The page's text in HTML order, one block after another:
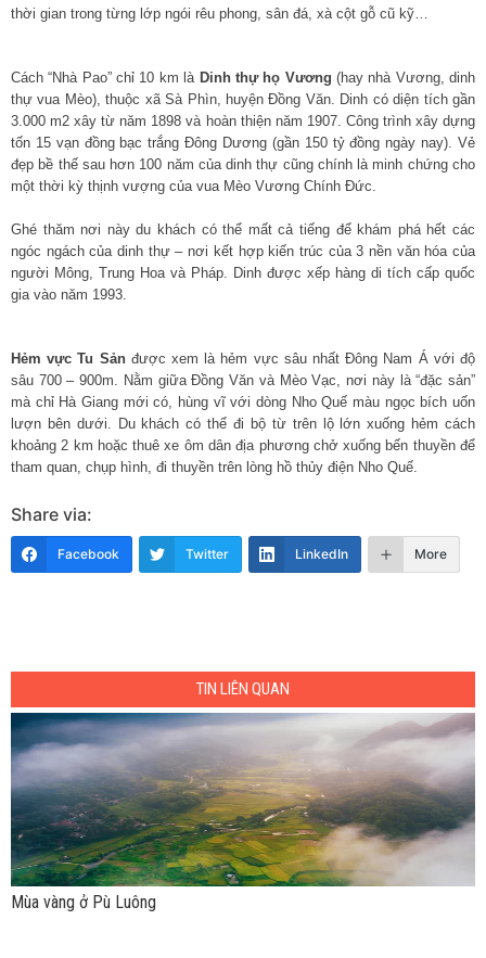
thời gian trong từng lớp ngói rêu phong, sân đá, xà cột gỗ cũ kỹ…
Cách “Nhà Pao” chỉ 10 km làDinh thự họ Vương (hay nhà Vương, dinh
thự vua Mèo), thuộc xã Sà Phìn, huyện Đồng Văn. Dinh có diện tích gần
3.000 m2 xây từ năm 1898 và hoàn thiện năm 1907. Công trình xây dựng
tốn 15 vạn đồng bạc trắng Đông Dương (gần 150 tỷ đồng ngày nay). Vẻ
đẹp bề thế sau hơn 100 năm của dinh thự cũng chính là minh chứng cho
một thời kỳ thịnh vượng của vua Mèo Vương Chính Đức.
Ghé thăm nơi này du khách có thể mất cả tiếng để khám phá hết các
ngóc ngách của dinh thự – nơi kết hợp kiến trúc của 3 nền văn hóa của
người Mông, Trung Hoa và Pháp. Dinh được xếp hàng di tích cấp quốc
gia vào năm 1993.
Hẻm vực Tu Sản được xem là hẻm vực sâu nhất Đông Nam Á với độ
sâu 700 – 900m. Nằm giữa Đồng Văn và Mèo Vạc, nơi này là “đặc sản”
mà chỉ Hà Giang mới có, hùng vĩ với dòng Nho Quế màu ngọc bích uốn
lượn bên dưới. Du khách có thể đi bộ từ trên lộ lớn xuống hẻm cách
khoảng 2 km hoặc thuê xe ôm dân địa phương chở xuống bến thuyền để
tham quan, chụp hình, đi thuyền trên lòng hồ thủy điện Nho Quế.
Share via:
Facebook Twitter LinkedIn More
TIN LIÊN QUAN
Mùa vàng ở Pù Luông